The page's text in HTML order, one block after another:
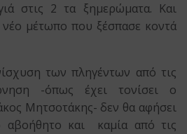
στις 2 τα ξημερώματα. Και
νέο μέτωπο που ξέσπασε κοντά
των πληγέντων από τις
-όπως έχει τονίσει ο
Μητσοτάκης- δεν θα αφήσει
αβοήθητο και καμία από τις